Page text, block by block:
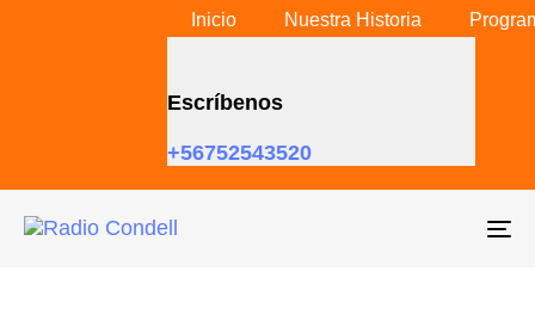
Inicio Nuestra Historia
Escríbenos
+56752543520